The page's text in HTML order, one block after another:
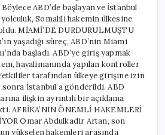
ABD’de başlayan ve İstanbul
Somalili hakemin ülkesine
MİAMİ’DE DURDURULMUŞTU
yaşadığı süreç, ABD’nin Miami
başladı. ABD’ye giriş yapmak
havalimanında yapılan kontroller
tarafından ülkeye girişine izin
İstanbul’a gönderildi. ABD
ilişkin ayrıntılı bir açıklama
AFRİKA’NIN ÖNEMLİ HAKEMLERİ
Omar Abdulkadir Artan, son
yükselen hakemleri arasında